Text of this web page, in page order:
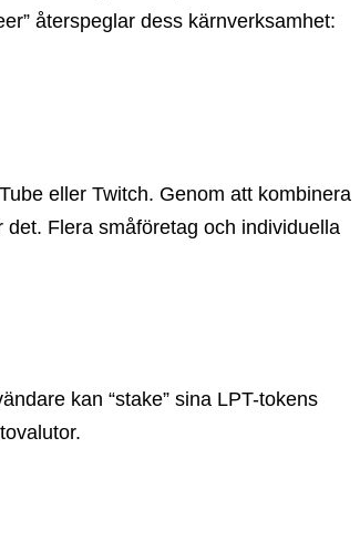
återspeglar dess kärnverksamhet:
eller Twitch. Genom att kombinera
Flera småföretag och individuella
kan “stake” sina LPT-tokens